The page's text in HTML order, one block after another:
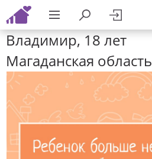
Владимир, 18 лет
Магаданская область